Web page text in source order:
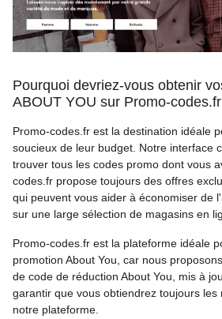
Pourquoi devriez-vous obtenir
ABOUT YOU sur Promo-
Promo-codes.fr est la destination idéale
soucieux de leur budget. Notre interface
trouver tous les codes promo dont vous
codes.fr propose toujours des offres
qui peuvent vous aider à économiser de
sur une large sélection de magasins en
Promo-codes.fr est la plateforme idéale
promotion About You, car nous
de code de réduction About You, mis à
garantir que vous obtiendrez toujours les
notre plateforme.